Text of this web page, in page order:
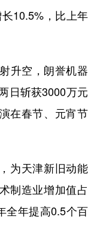
10.5%，比上年
升空，朗誉机器
日斩获3000万元
在春节、元宵节
为天津新旧动能
制造业增加值占
全年提高0.5个百